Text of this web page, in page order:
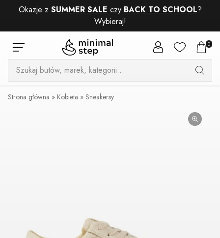
Okazje z SUMMER SALE czy BACK TO SCHOOL?
Wybieraj!
0
Wyszukiwarka
produktów
Strona główna » Kobieta » Sneakersy